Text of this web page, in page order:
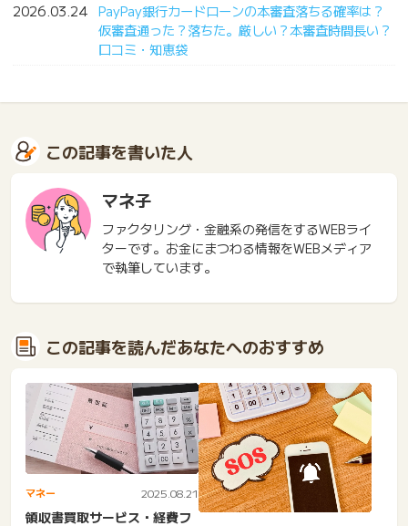
2026.03.24 PayPay銀行カードローンの本審査落ちる確率は？
仮審査通った？落ちた。厳しい？本審査時間長い？
口コミ・知恵袋
この記事を書いた人
マネ子
ファクタリング・金融系の発信をするWEBライ
ターです。お金にまつわる情報をWEBメディア
で執筆しています。
この記事を読んだあなたへのおすすめ
マネー 2025.08.21
領収書買取サービス・経費フ